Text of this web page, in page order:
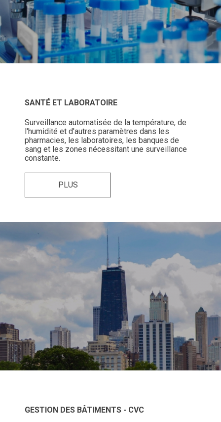
SANTÉ ET LABORATOIRE
Surveillance automatisée de la température, de
l'humidité et d'autres paramètres dans les
pharmacies, les laboratoires, les banques de
sang et les zones nécessitant une surveillance
constante.
PLUS
GESTION DES BÂTIMENTS - CVC